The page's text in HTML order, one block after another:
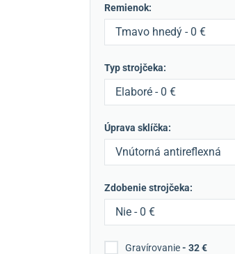
Remienok:
Tmavo hnedý - 0 €
Typ strojčeka:
Elaboré - 0 €
Úprava sklíčka:
Vnútorná antireflexná
úprava - 0 €
Zdobenie strojčeka:
Nie - 0 €
Gravírovanie- 32 €